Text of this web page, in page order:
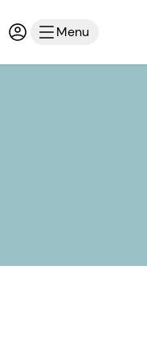
RechercheConnexion ou
Menu